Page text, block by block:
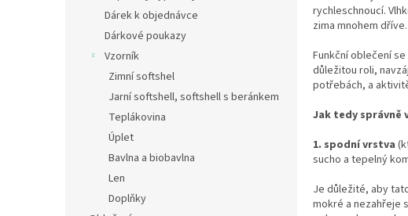
Dárek k objednávce
Dárkové poukazy
Vzorník
Zimní softshel
Jarní softshell, softshell s beránkem
Teplákovina
Úplet
Bavlna a biobavlna
Len
Doplňky
rychleschnoucí.
zima mnohem dříve.
Funkční oblečení
důležitou roli,
potřebách, a
Jak tedy správně
1. spodní vrstva
sucho a tepelný
Je důležité, aby
mokré a nezahřeje